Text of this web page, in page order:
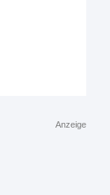
Anzeige